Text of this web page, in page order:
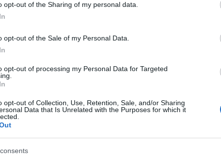
opt-out of the Sharing of my personal data.
opt-out of the Sale of my Personal Data.
opt-out of processing my Personal Data for Targeted
opt-out of Collection, Use, Retention, Sale, and/or Sharing
Data that Is Unrelated with the Purposes for which it
bocskai
(
földközi
ábrázolja. Szeretnénk folytatni a Töriblog hagyományát, és
elképzelés, vagy mítosz mögé tekinteni, és megvizsgálni
Tetszik 0
sashegyi sándorősbuda